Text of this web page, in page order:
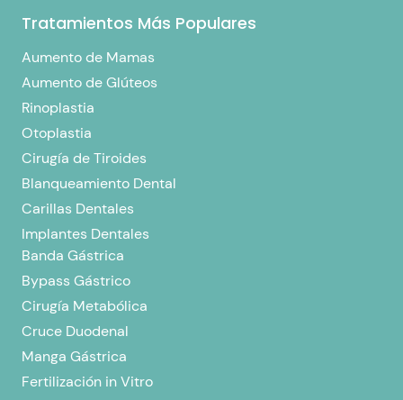
Tratamientos Más Populares
Aumento de Mamas
Aumento de Glúteos
Rinoplastia
Otoplastia
Cirugía de Tiroides
Blanqueamiento Dental
Carillas Dentales
Implantes Dentales
Banda Gástrica
Bypass Gástrico
Cirugía Metabólica
Cruce Duodenal
Manga Gástrica
Fertilización in Vitro